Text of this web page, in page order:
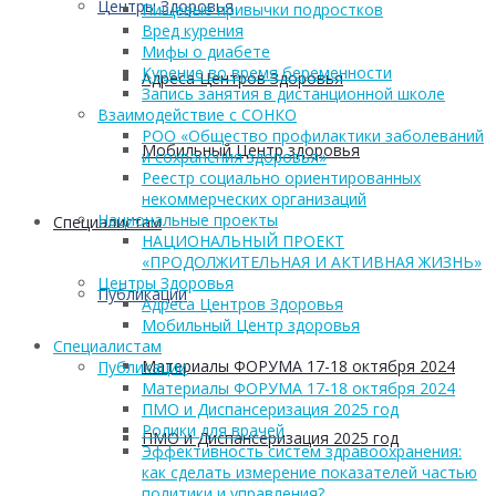
Центры Здоровья
Адреса Центров Здоровья
Мобильный Центр здоровья
Cпециалистам
Публикации
Материалы ФОРУМА 17-18 октября 2024
ПМО и Диспансеризация 2025 год
Пищевые привычки подростков
Вред курения
Мифы о диабете
Курение во время беременности
Запись занятия в дистанционной школе
Взаимодействие с СОНКО
РОО «Общество профилактики заболеваний
и сохранения здоровья»
Реестр социально ориентированных
некоммерческих организаций
Национальные проекты
НАЦИОНАЛЬНЫЙ ПРОЕКТ
«ПРОДОЛЖИТЕЛЬНАЯ И АКТИВНАЯ ЖИЗНЬ»
Центры Здоровья
Адреса Центров Здоровья
Мобильный Центр здоровья
Cпециалистам
Публикации
Материалы ФОРУМА 17-18 октября 2024
ПМО и Диспансеризация 2025 год
Ролики для врачей
Эффективность систем здравоохранения:
как сделать измерение показателей частью